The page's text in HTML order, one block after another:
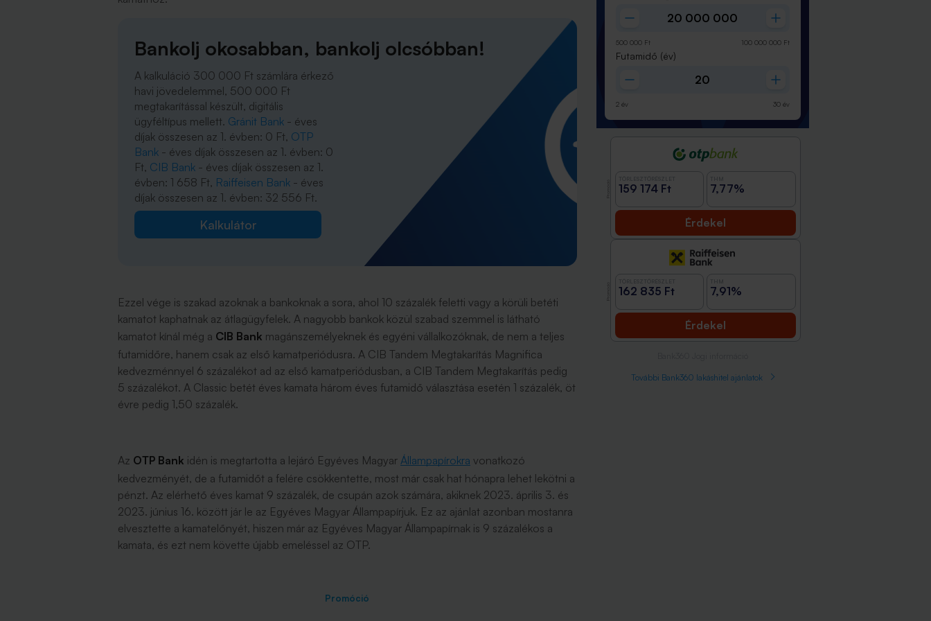
Bankolj okosabban, bankolj olcsóbban!
A kalkuláció 300 000 Ft számlára érkező
havi jövedelemmel, 500 000 Ft
megtakarítással készült, digitális
ügyféltípus mellett. Gránit Bank - éves
díjak összesen az 1. évben: 0 Ft, OTP
Bank - éves díjak összesen az 1. évben: 0
Ft, CIB Bank - éves díjak összesen az 1.
évben: 1 658 Ft, Raiffeisen Bank - éves
díjak összesen az 1. évben: 32 556 Ft.
Kalkulátor
Ezzel vége is szakad azoknak a bankoknak a sora, ahol 10 százalék feletti vagy a körüli betéti
kamatot kaphatnak az átlagügyfelek. A nagyobb bankok közül szabad szemmel is látható
kamatot kínál még a CIB Bank magánszemélyeknek és egyéni vállalkozóknak, de nem a teljes
futamidőre, hanem csak az első kamatperiódusra. A CIB Tandem Megtakarítás Magnifica
kedvezménnyel 6 százalékot ad az első kamatperiódusban, a CIB Tandem Megtakarítás pedig
5 százalékot. A Classic betét éves kamata három éves futamidő választása esetén 1 százalék, öt
évre pedig 1,50 százalék.
Az OTP Bank idén is megtartotta a lejáró Egyéves Magyar Állampapírokra vonatkozó
kedvezményét, de a futamidőt a felére csökkentette, most már csak hat hónapra lehet lekötni a
pénzt. Az elérhető éves kamat 9 százalék, de csupán azok számára, akiknek 2023. április 3. és
2023. június 16. között jár le az Egyéves Magyar Állampapírjuk. Ez az ajánlat azonban mostanra
elvesztette a kamatelőnyét, hiszen már az Egyéves Magyar Állampapírnak is 9 százalékos a
kamata, és ezt nem követte újabb emeléssel az OTP.
Promóció
500 000 Ft 100 000 000 Ft
Futamidő (év)
2 év 30 év
159 174 Ft 7,77%
Érdekel
162 835 Ft 7,91%
Érdekel
További Bank360 lakáshitel ajánlatok